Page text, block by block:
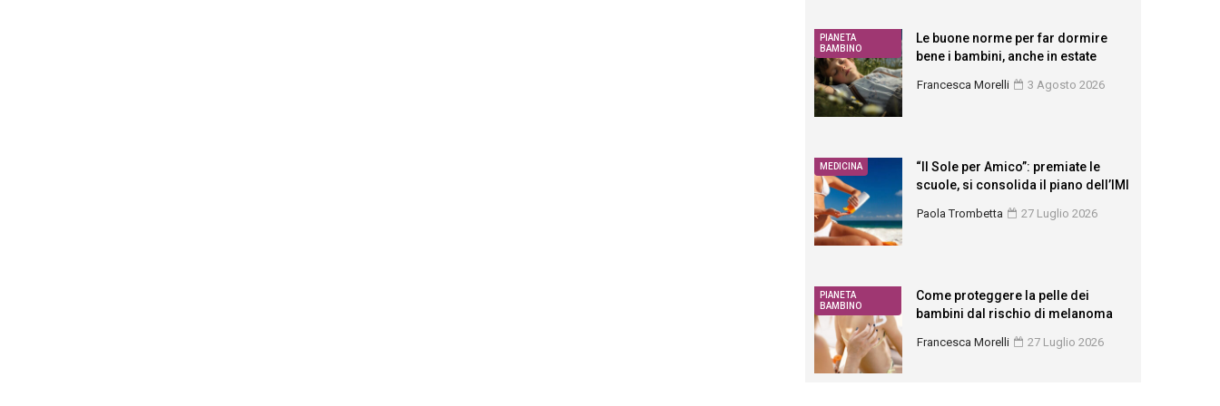
PIANETA
BAMBINO
Le buone norme per far dormire
bene i bambini, anche in estate
Francesca Morelli 3 Agosto 2026
MEDICINA
“Il Sole per Amico”: premiate le
scuole, si consolida il piano dell’IMI
Paola Trombetta 27 Luglio 2026
PIANETA
BAMBINO
Come proteggere la pelle dei
bambini dal rischio di melanoma
Francesca Morelli 27 Luglio 2026